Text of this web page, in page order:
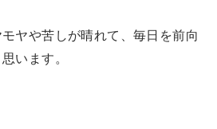
ヤや苦しが晴れて、毎日を前向
います。